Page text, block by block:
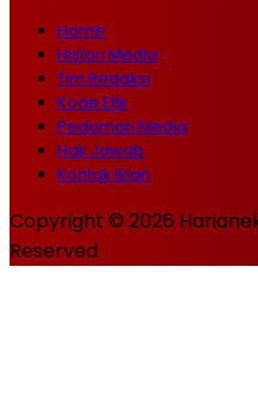
Home
Histori Media
Tim Redaksi
Kode Etik
Pedoman Media
Hak Jawab
Kontak Iklan
Copyright © 2026
Reserved